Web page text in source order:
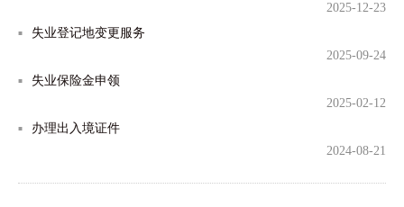
2025-12-23
失业登记地变更服务
2025-09-24
失业保险金申领
2025-02-12
办理出入境证件
2024-08-21